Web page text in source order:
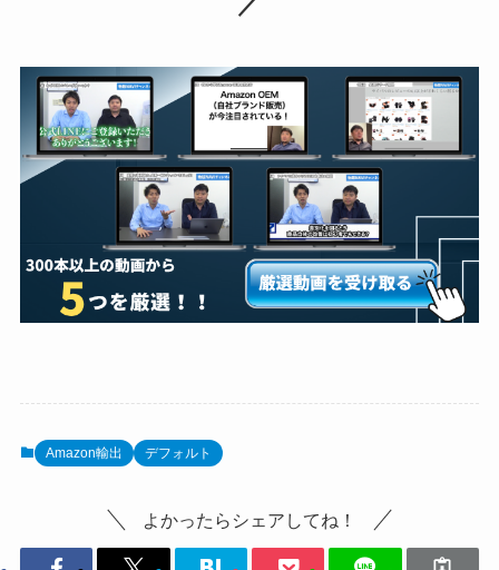
Amazon輸出 デフォルト
よかったらシェアしてね！